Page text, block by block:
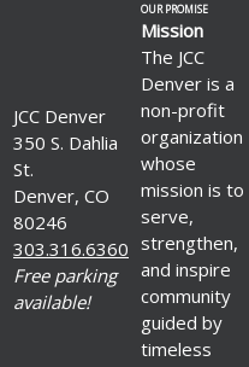
JCC Denver
350 S. Dahlia
St.
Denver, CO
80246
303.316.6360
Free parking
available!
OUR PROMISE
Mission
The JCC
Denver is a
non-profit
organization
whose
mission is to
serve,
strengthen,
and inspire
community
guided by
timeless